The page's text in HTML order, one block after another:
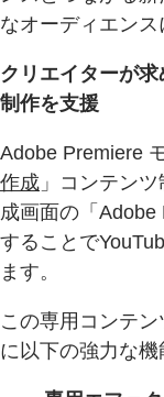
なオーディエンス
クリエイターが
制作を支援
Adobe Premiere
作成 」コンテン
成画面の「
することで
ます。
この専用コンテ
に以下の強力な機